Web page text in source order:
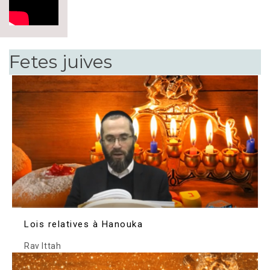
Fetes juives
Lois relatives à Hanouka
Rav Ittah